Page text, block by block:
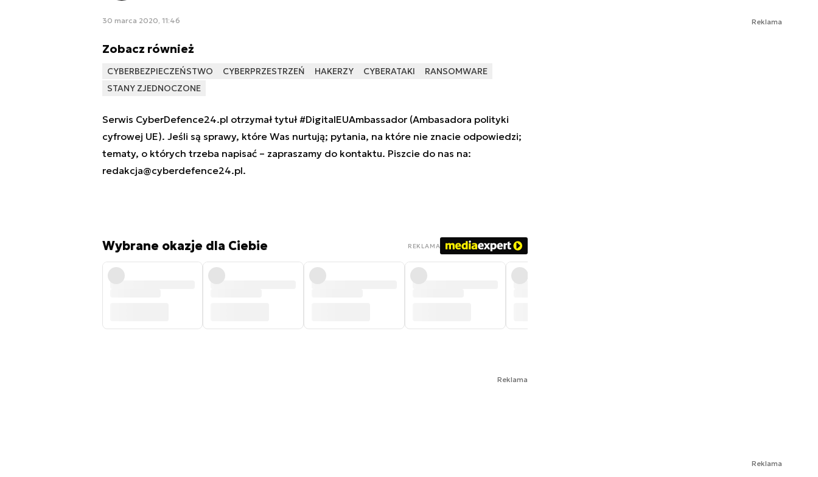
30 marca 2020, 11:46
Zobacz również
CYBERBEZPIECZEŃSTWO CYBERPRZESTRZEŃ HAKERZY CYBERATAKI
RANSOMWARE
STANY ZJEDNOCZONE
Serwis CyberDefence24.pl otrzymał tytuł #DigitalEUAmbassador (Ambasadora polityki
cyfrowej UE). Jeśli są sprawy, które Was nurtują; pytania, na które nie znacie odpowiedzi;
tematy, o których trzeba napisać – zapraszamy do kontaktu. Piszcie do nas na:
redakcja@cyberdefence24.pl.
Wybrane okazje dla Ciebie REKLAMA
Reklama
Reklama
Reklama